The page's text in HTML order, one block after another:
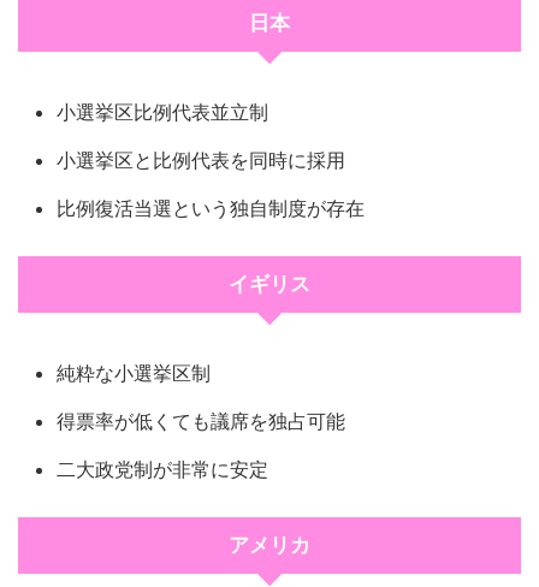
日本
小選挙区比例代表並立制
小選挙区と比例代表を同時に採用
比例復活当選という独自制度が存在
イギリス
純粋な小選挙区制
得票率が低くても議席を独占可能
二大政党制が非常に安定
アメリカ